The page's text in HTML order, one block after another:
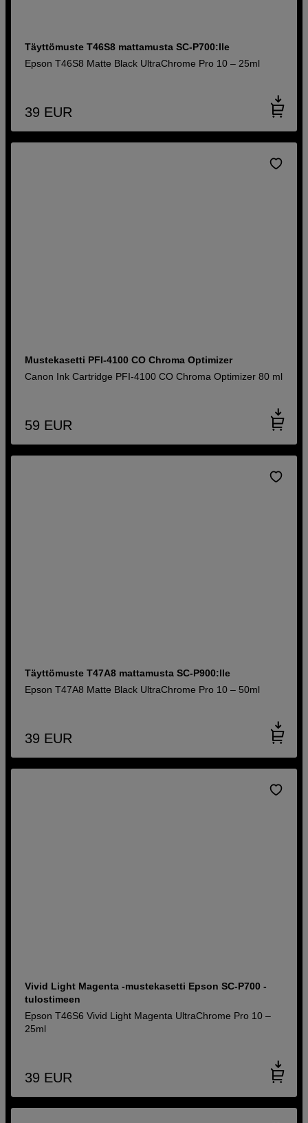
Täyttömuste T46S8 mattamusta SC-P700:lle
Epson T46S8 Matte Black UltraChrome Pro 10 – 25ml
39 EUR
Mustekasetti PFI-4100 CO Chroma Optimizer
Canon Ink Cartridge PFI-4100 CO Chroma Optimizer 80 ml
59 EUR
Täyttömuste T47A8 mattamusta SC-P900:lle
Epson T47A8 Matte Black UltraChrome Pro 10 – 50ml
39 EUR
Vivid Light Magenta -mustekasetti Epson SC-P700 -
tulostimeen
Epson T46S6 Vivid Light Magenta UltraChrome Pro 10 –
25ml
39 EUR